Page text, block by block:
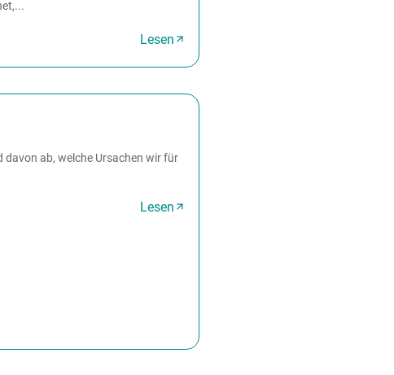
Lesen
ab, welche Ursachen wir für
Lesen